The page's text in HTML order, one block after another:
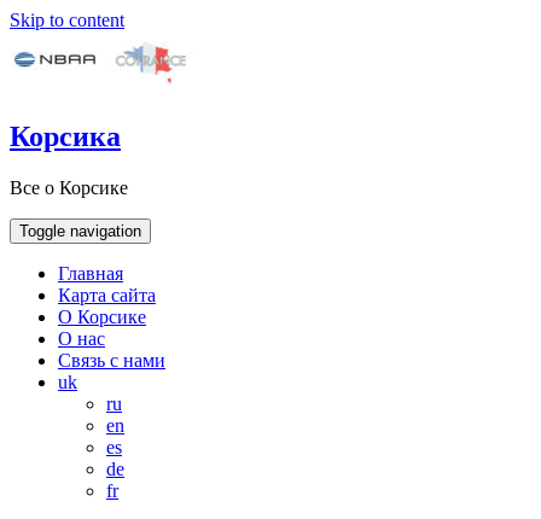
Skip to content
Корсика
Все о Корсике
Toggle navigation
Главная
Карта сайта
О Корсике
О нас
Связь с нами
uk
ru
en
es
de
fr